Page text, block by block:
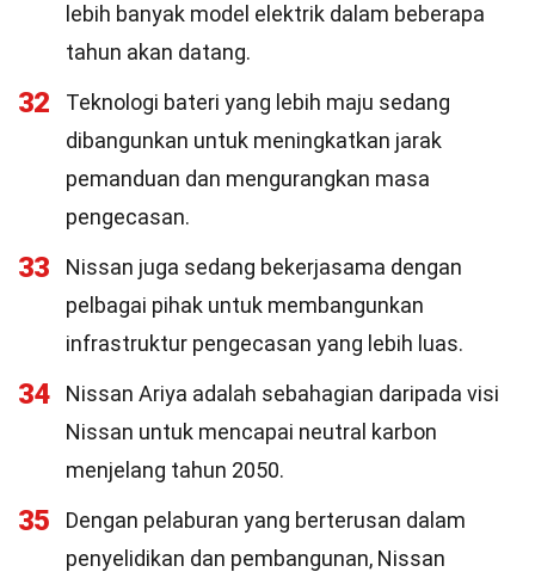
lebih banyak model elektrik dalam beberapa
tahun akan datang.
32
Teknologi bateri yang lebih maju sedang
dibangunkan untuk meningkatkan jarak
pemanduan dan mengurangkan masa
pengecasan.
33
Nissan juga sedang bekerjasama dengan
pelbagai pihak untuk membangunkan
infrastruktur pengecasan yang lebih luas.
34
Nissan Ariya adalah sebahagian daripada visi
Nissan untuk mencapai neutral karbon
menjelang tahun 2050.
35
Dengan pelaburan yang berterusan dalam
penyelidikan dan pembangunan, Nissan